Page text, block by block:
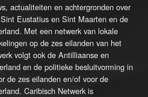
actualiteiten en achtergronden over
Eustatius en Sint Maarten en de
Met een netwerk van lokale
op de zes eilanden van het
volgt ook de Antilliaanse en
en de politieke besluitvorming in
de zes eilanden en/of voor de
Caribisch Netwerk is